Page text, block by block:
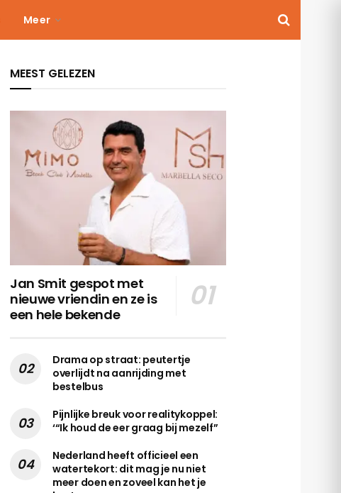
Meer
MEEST GELEZEN
Jan Smit gespot met
nieuwe vriendin en ze is
een hele bekende
Drama op straat: peutertje
overlijdt na aanrijding met
bestelbus
Pijnlijke breuk voor realitykoppel:
‘“Ik houd de eer graag bij mezelf”
Nederland heeft officieel een
watertekort: dit mag je nu niet
meer doen en zoveel kan het je